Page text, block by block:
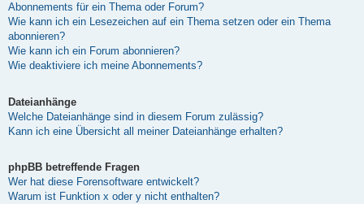
Abonnements für ein Thema oder Forum?
Wie kann ich ein Lesezeichen auf ein Thema setzen oder ein Thema
abonnieren?
Wie kann ich ein Forum abonnieren?
Wie deaktiviere ich meine Abonnements?
Dateianhänge
Welche Dateianhänge sind in diesem Forum zulässig?
Kann ich eine Übersicht all meiner Dateianhänge erhalten?
phpBB betreffende Fragen
Wer hat diese Forensoftware entwickelt?
Warum ist Funktion x oder y nicht enthalten?